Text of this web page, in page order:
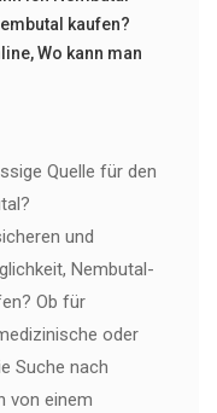
kaufen?
,Wo kann man
Quelle für den
und
Nembutal-
Ob für
oder
Suche nach
von einem